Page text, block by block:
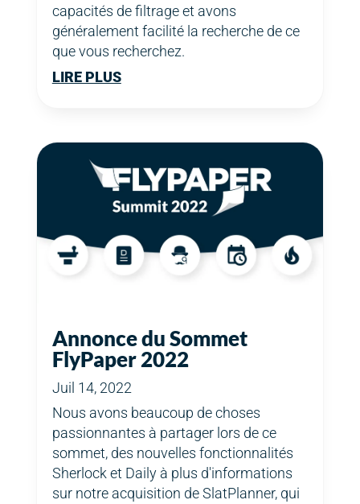
capacités de filtrage et avons
généralement facilité la recherche de ce
que vous recherchez.
LIRE PLUS
Annonce du Sommet
FlyPaper 2022
Juil 14, 2022
Nous avons beaucoup de choses
passionnantes à partager lors de ce
sommet, des nouvelles fonctionnalités
Sherlock et Daily à plus d'informations
sur notre acquisition de SlatPlanner, qui